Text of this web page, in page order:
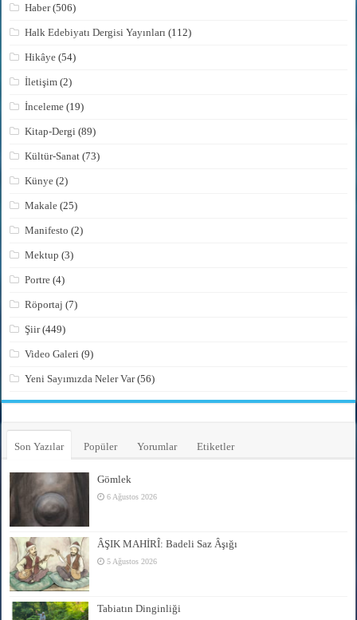
Haber(506)
Halk Edebiyatı Dergisi Yayınları (112)
Hikâye (54)
İletişim (2)
İnceleme (19)
Kitap-Dergi (89)
Kültür-Sanat (73)
Künye (2)
Makale (25)
Manifesto (2)
Mektup (3)
Portre (4)
Röportaj (7)
Şiir(449)
Video Galeri (9)
Yeni Sayımızda Neler Var(56)
Son Yazılar Popüler Yorumlar Etiketler
Gömlek
6 Ağustos 2026
ÂŞIK MAHİRÎ: Badeli Saz Âşığı
5 Ağustos 2026
Tabiatın Dinginliği